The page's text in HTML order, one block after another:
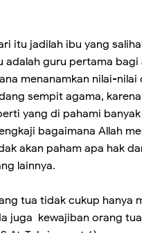
itu jadilah ibu yang
adalah guru pertama
menanamkan nilai-
sempit agama,
yang di pahami
bagaimana Allah
akan paham apa hak
lainnya.
tua tidak cukup hanya
juga kewajiban orang